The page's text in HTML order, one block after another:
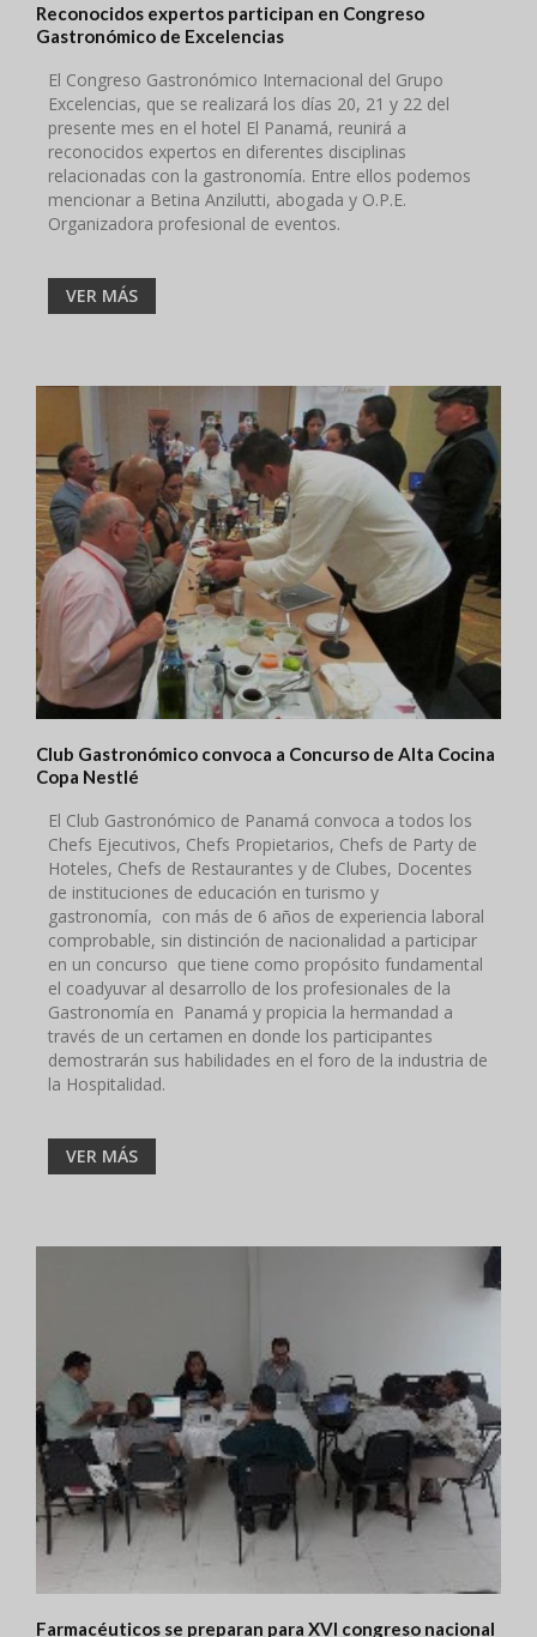
Reconocidos expertos participan en Congreso
Gastronómico de Excelencias
El Congreso Gastronómico Internacional del Grupo
Excelencias, que se realizará los días 20, 21 y 22 del
presente mes en el hotel El Panamá, reunirá a
reconocidos expertos en diferentes disciplinas
relacionadas con la gastronomía. Entre ellos podemos
mencionar a Betina Anzilutti, abogada y O.P.E.
Organizadora profesional de eventos.
VER MÁS
Club Gastronómico convoca a Concurso de Alta Cocina
Copa Nestlé
El Club Gastronómico de Panamá convoca a todos los
Chefs Ejecutivos, Chefs Propietarios, Chefs de Party de
Hoteles, Chefs de Restaurantes y de Clubes, Docentes
de instituciones de educación en turismo y
gastronomía, con más de 6 años de experiencia laboral
comprobable, sin distinción de nacionalidad a participar
en un concurso que tiene como propósito fundamental
el coadyuvar al desarrollo de los profesionales de la
Gastronomía en Panamá y propicia la hermandad a
través de un certamen en donde los participantes
demostrarán sus habilidades en el foro de la industria de
la Hospitalidad.
VER MÁS
Farmacéuticos se preparan para XVI congreso nacional